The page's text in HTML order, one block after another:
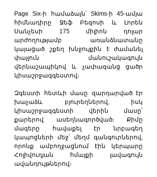
Page Six-ի համաձայն՝ Skims-ի 45-ամյա
հիմնադիրը Ջեֆ Բեզոսի և Լորեն
Սանչեսի 175 միլիոն դոլար
արժողությամբ առանձնատանը
կայացած շքեղ խնջույքին է ժամանել
փայլուն մանուշակագույն
վերնաշապիկով և չափազանց ցածր
կիսաշրջազգեստով։
Զգեստի հետևի մասը զարդարված էր
խաչաձև բյուրեղներով, իսկ
կիսաշրջազգեստի վերին մասը՝
քարերով ասեղնագործված։ Քիմը
մազերը հավաքել էր նրբագեղ
կապոցների մեջ՝ մեղմ գանգուրներով,
որոնք ամբողջացնում էին կերպարը
Հոլիվուդյան հմայքի լավագույն
ավանդույթներով։